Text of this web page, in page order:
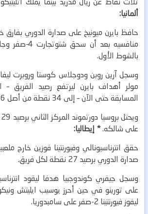
ألمانيا:
حافظ بايرن ميونيخ على صدارة الدوري
منافسيه بعد أن
بالشوط الأول.
وسجل آرين روبن ودوجلاس كوستا وروبرت
مولر أهداف بايرن ليرتفع رصيد الفريق
المسابقة حتى الآن – إلى 34 نقطة من أصل 36 نقطة ممكنة.
على شالكه.* إيطاليا:
حقق انترناسيونالي وفيورنتينا فوزين خارج
صدارة الدوري برصيد 27 نقطة لكل فريق.
على تورينو في حين أحرز يوسيب ايليتش
ليفوز فيورنتينا 2-صفر على سامبدوريا.